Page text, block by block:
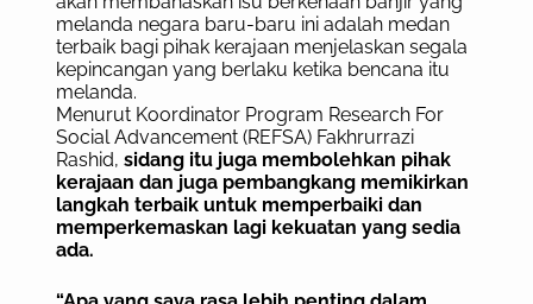
melanda negara baru-baru ini adalah medan
terbaik bagi pihak kerajaan menjelaskan segala
kepincangan yang berlaku ketika bencana itu
melanda.
Menurut Koordinator Program Research For
Social Advancement (REFSA) Fakhrurrazi
Rashid, sidang itu juga membolehkan pihak
kerajaan dan juga pembangkang memikirkan
langkah terbaik untuk memperbaiki dan
memperkemaskan lagi kekuatan yang sedia
ada.